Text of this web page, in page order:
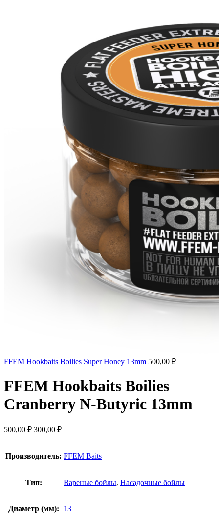
FFEM Hookbaits Boilies Super Honey 13mm 500,00 ₽
FFEM Hookbaits Boilies
Cranberry N-Butyric 13mm
500,00₽ 300,00 ₽
Производитель: FFEM Baits
Тип: Вареные бойлы, Насадочные бойлы
Диаметр (мм): 13